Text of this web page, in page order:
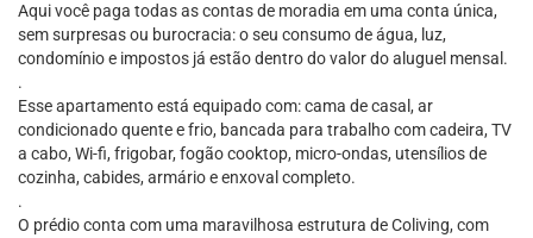
Aqui você paga todas as contas de moradia em uma conta única,
sem surpresas ou burocracia: o seu consumo de água, luz,
condomínio e impostos já estão dentro do valor do aluguel mensal.
.
Esse apartamento está equipado com: cama de casal, ar
condicionado quente e frio, bancada para trabalho com cadeira, TV
a cabo, Wi-fi, frigobar, fogão cooktop, micro-ondas, utensílios de
cozinha, cabides, armário e enxoval completo.
.
O prédio conta com uma maravilhosa estrutura de Coliving, com